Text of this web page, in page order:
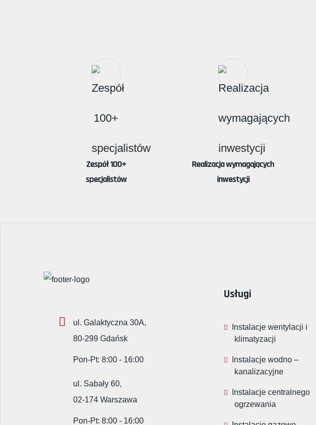
Zespół 100+
specjalistów
Realizacja wymagających
inwestycji
ul. Galaktyczna 30A,
80-299 Gdańsk
Pon-Pt: 8:00 - 16:00
ul. Sabały 60,
02-174 Warszawa
Pon-Pt: 8:00 - 16:00
Usługi
Instalacje wentylacji i
klimatyzacji
Instalacje wodno –
kanalizacyjne
Instalacje centralnego
ogrzewania